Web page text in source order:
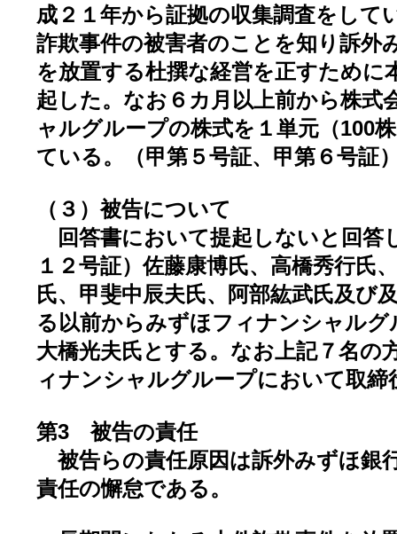
成２１年から証拠の収集調査をして
詐欺事件の被害者のことを知り訴外
を放置する杜撰な経営を正すために
起した。なお６カ月以上前から株式
ャルグループの株式を１単元（100
ている。（甲第５号証、甲第６号証
（３）被告について
回答書において提起しないと回答
１２号証）佐藤康博氏、高橋秀行氏
氏、甲斐中辰夫氏、阿部紘武氏及び
る以前からみずほフィナンシャル
大橋光夫氏とする。なお上記７名の
ィナンシャルグループにおいて取締
第3 被告の責任
被告らの責任原因は訴外みずほ銀
責任の懈怠である。